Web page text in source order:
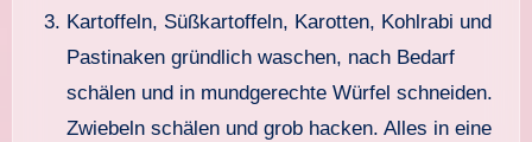
Kartoffeln, Süßkartoffeln, Karotten, Kohlrabi und
Pastinaken gründlich waschen, nach Bedarf
schälen und in mundgerechte Würfel schneiden.
Zwiebeln schälen und grob hacken. Alles in eine